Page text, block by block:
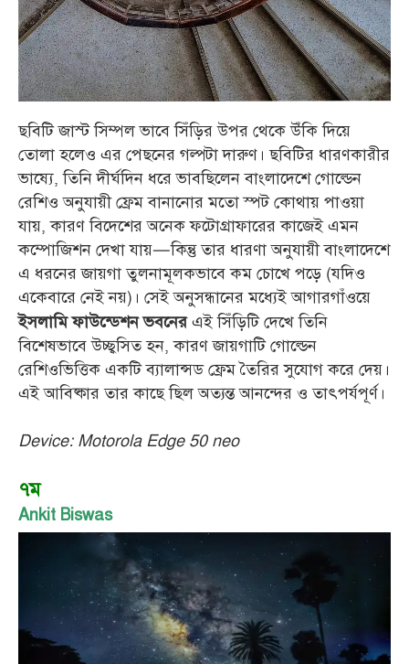
ছবিটি জাস্ট সিম্পল ভাবে সিঁড়ির উপর থেকে উঁকি দিয়ে
তোলা হলেও এর পেছনের গল্পটা দারুণ। ছবিটির ধারণকারীর
ভাষ্যে, তিনি দীর্ঘদিন ধরে ভাবছিলেন বাংলাদেশে গোল্ডেন
রেশিও অনুযায়ী ফ্রেম বানানোর মতো স্পট কোথায় পাওয়া
যায়, কারণ বিদেশের অনেক ফটোগ্রাফারের কাজেই এমন
কম্পোজিশন দেখা যায়—কিন্তু তার ধারণা অনুযায়ী বাংলাদেশে
এ ধরনের জায়গা তুলনামূলকভাবে কম চোখে পড়ে (যদিও
একেবারে নেই নয়)। সেই অনুসন্ধানের মধ্যেই আগারগাঁওয়ে
ইসলামি ফাউন্ডেশন ভবনেরএই সিঁড়িটি দেখে তিনি
বিশেষভাবে উচ্ছ্বসিত হন, কারণ জায়গাটি গোল্ডেন
রেশিওভিত্তিক একটি ব্যালান্সড ফ্রেম তৈরির সুযোগ করে দেয়।
এই আবিষ্কার তার কাছে ছিল অত্যন্ত আনন্দের ও তাৎপর্যপূর্ণ।
Device: Motorola Edge 50 neo
৭ম
Ankit Biswas